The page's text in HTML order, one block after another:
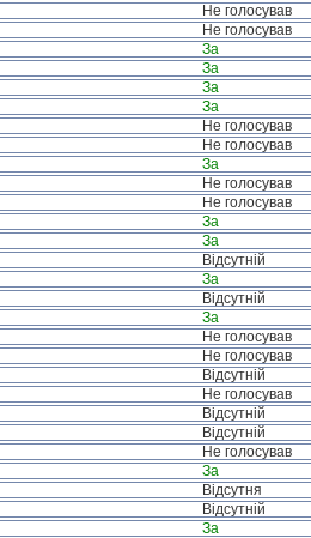
Не голосував
Не голосував
За
За
За
За
Не голосував
Не голосував
За
Не голосував
Не голосував
За
За
Відсутній
За
Відсутній
За
Не голосував
Не голосував
Відсутній
Не голосував
Відсутній
Відсутній
Не голосував
За
Відсутня
Відсутній
За